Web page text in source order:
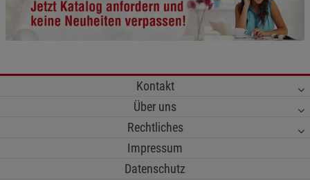
Kontakt
Über uns
Rechtliches
Impressum
Datenschutz
Beschreibung Funktionale Cookies
anzeigen
Statistik Cookies (2) Statistik Cookies
Beschreibung Statistik Cookies
Cookie-Informationen
Marketing Cookies (3)